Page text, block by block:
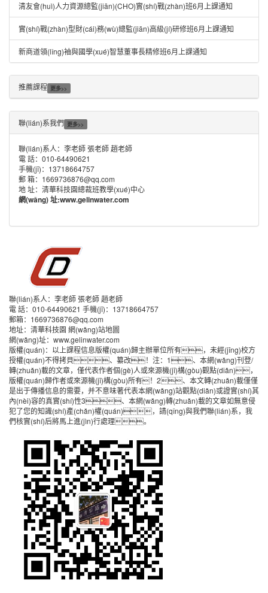
清友會(huì)人力資源總監(jiān)(CHO)實(shí)戰(zhàn)班6月上課通知
實(shí)戰(zhàn)型財(cái)務(wù)總監(jiān)高級(jí)研修班6月上課通知
新商道領(lǐng)袖與國學(xué)智慧董事長精修班6月上課通知
推薦課程 更多>>
聯(lián)系我們 更多>>
聯(lián)系人：李老師 張老師 趙老師
電 話：010-64490621
手機(jī)：13718664757
郵 箱：1669736876@qq.com
地 址：清華科技園總裁班教學(xué)中心
網(wǎng) 址:www.gelinwater.com
聯(lián)系人：李老師 張老師 趙老師
電 話：010-64490621 手機(jī)：13718664757
郵箱：1669736876@qq.com
地址：清華科技園 網(wǎng)站地圖
網(wǎng)址： www.gelinwater.com
版權(quán)：以上課程信息版權(quán)歸主辦單位所有，未經(jīng)校方
授權(quán)不得拷貝、纂改！注：1、本網(wǎng)刊登/
轉(zhuǎn)載的文章，僅代表作者個(gè)人或來源機(jī)構(gòu)觀點(diǎn)，
版權(quán)歸作者或來源機(jī)構(gòu)所有！2、本文轉(zhuǎn)載僅僅
是出于傳播信息的需要，并不意味著代表本網(wǎng)站觀點(diǎn)或證實(shí)其
內(nèi)容的真實(shí)性3、本網(wǎng)轉(zhuǎn)載的文章如無意侵
犯了您的知識(shí)產(chǎn)權(quán)，請(qǐng)與我們聯(lián)系，我
們核實(shí)后將馬上進(jìn)行處理。